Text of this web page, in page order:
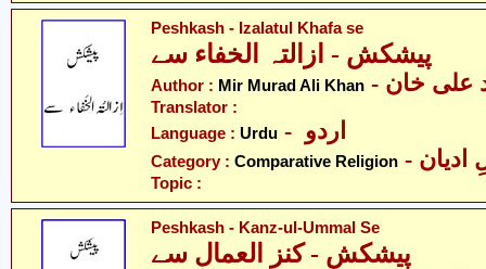
Peshkash - Izalatul Khafa se
پیشکش - ازالتہ الخفاء سے
Author : Mir Murad Ali Khan علی خان
Translator :
Language : Urdu
Category : Comparative Religion ادیان
Topic :
Peshkash - Kanz-ul-Ummal Se
پیشکش - کنز العمال سے